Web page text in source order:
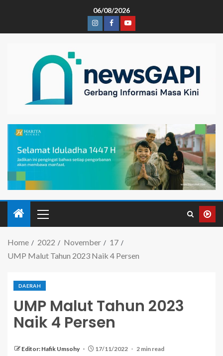
06/08/2026
Home 2022 November
17
UMP Malut Tahun 2023 Naik 4 Persen
DAERAH
UMP Malut Tahun 2023
Naik 4 Persen
Editor: Hafik Umsohy 17/11/2022 2 min read